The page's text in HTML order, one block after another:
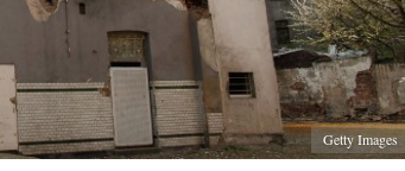
Getty Images